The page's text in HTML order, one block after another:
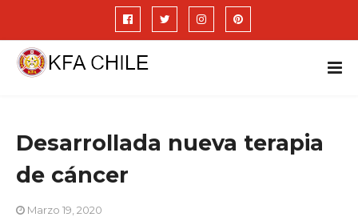
Desarrollada nueva terapia
de cáncer
Marzo 19, 2020